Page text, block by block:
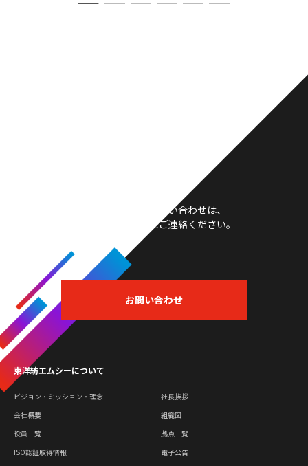
製品や採用等のお問い合わせは、
こちらからお気軽にご連絡ください。
お問い合わせ
東洋紡エムシーについて
ビジョン・ミッション・理念
社長挨拶
会社概要
組織図
役員一覧
拠点一覧
ISO認証取得情報
電子公告